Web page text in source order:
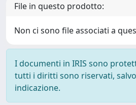
File in questo prodotto:
Non ci sono file associati a
I documenti in IRIS sono
tutti i diritti sono riservati,
indicazione.